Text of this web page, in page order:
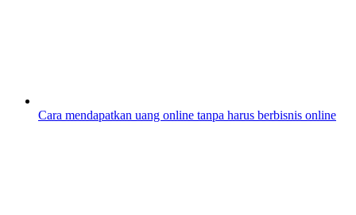
Cara mendapatkan uang online tanpa harus berbisnis online